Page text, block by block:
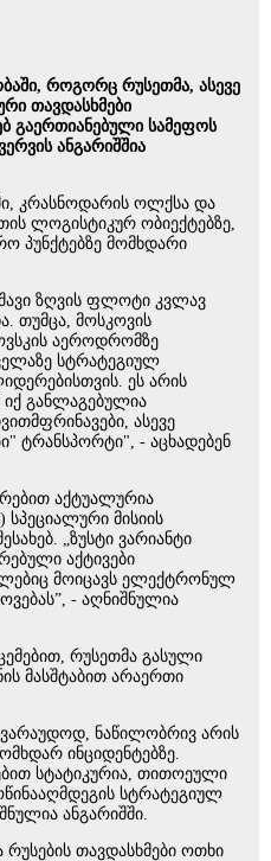
როგორც რუსეთმა, ასევე
თავდასხმები
გაერთიანებული სამეფოს
ანგარიშშია
კრასნოდარის ოლქსა და
ლოგისტიკურ ობიექტებზე,
პუნქტებზე მომხდარი
ზღვის ფლოტი კვლავ
თუმცა, მოსკოვის
აეროდრომზე
სტრატეგიულ
ეს არის
განლაგებულია
ასევე
ტრანსპორტი", - აცხადებენ
აქტუალურია
სპეციალური მისიის
„ზუსტი ვარიანტი
აქტივები
მოიცავს ელექტრონულ
- აღნიშნულია
რუსეთმა გასული
მასშტაბით არაერთი
ნაწილობრივ არის
ინციდენტებზე.
სტატიკურია, თითოეული
სტრატეგიულ
ანგარიშში.
რუსების თავდასხმები ოთხი